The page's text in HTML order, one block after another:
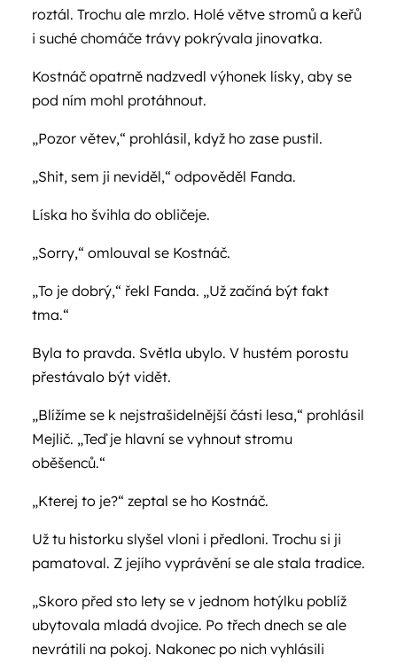
roztál. Trochu ale mrzlo. Holé větve stromů a keřů
i suché chomáče trávy pokrývala jinovatka.
Kostnáč opatrně nadzvedl výhonek lísky, aby se
pod ním mohl protáhnout.
„Pozor větev,“ prohlásil, když ho zase pustil.
„Shit, sem ji neviděl,“ odpověděl Fanda.
Líska ho švihla do obličeje.
„Sorry,“ omlouval se Kostnáč.
„To je dobrý,“ řekl Fanda. „Už začíná být fakt
tma.“
Byla to pravda. Světla ubylo. V hustém porostu
přestávalo být vidět.
„Blížíme se k nejstrašidelnější části lesa,“ prohlásil
Mejlič. „Teď je hlavní se vyhnout stromu
oběšenců.“
„Kterej to je?“ zeptal se ho Kostnáč.
Už tu historku slyšel vloni i předloni. Trochu si ji
pamatoval. Z jejího vyprávění se ale stala tradice.
„Skoro před sto lety se v jednom hotýlku poblíž
ubytovala mladá dvojice. Po třech dnech se ale
nevrátili na pokoj. Nakonec po nich vyhlásili